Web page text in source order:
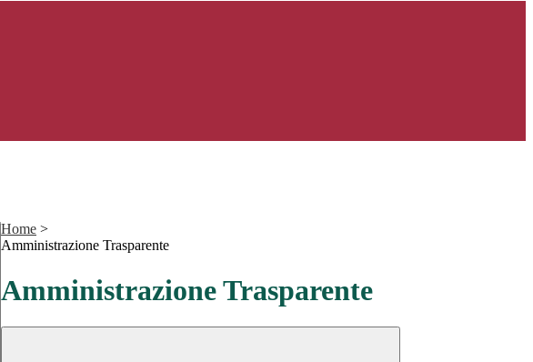
Home >
Amministrazione Trasparente
Amministrazione Trasparente